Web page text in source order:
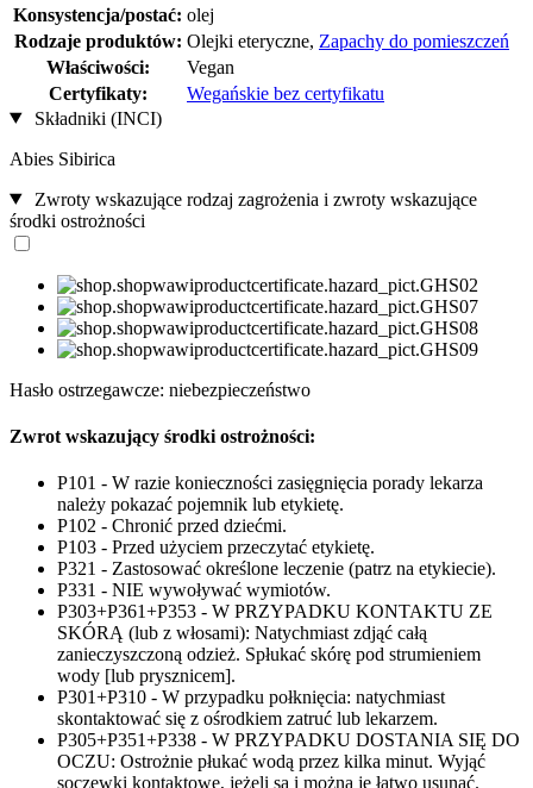
Konsystencja/postać: olej
Rodzaje produktów: Olejki eteryczne, Zapachy do pomieszczeń
Właściwości:
Vegan
Certyfikaty:
Wegańskie bez certyfikatu
Składniki (INCI)
Abies Sibirica
Zwroty wskazujące rodzaj zagrożenia i zwroty wskazujące
środki ostrożności
Hasło ostrzegawcze: niebezpieczeństwo
Zwrot wskazujący środki ostrożności:
P101 - W razie konieczności zasięgnięcia porady lekarza
należy pokazać pojemnik lub etykietę.
P102 - Chronić przed dziećmi.
P103 - Przed użyciem przeczytać etykietę.
P321 - Zastosować określone leczenie (patrz na etykiecie).
P331 - NIE wywoływać wymiotów.
P303+P361+P353 - W PRZYPADKU KONTAKTU ZE
SKÓRĄ (lub z włosami): Natychmiast zdjąć całą
zanieczyszczoną odzież. Spłukać skórę pod strumieniem
wody [lub prysznicem].
P301+P310 - W przypadku połknięcia: natychmiast
skontaktować się z ośrodkiem zatruć lub lekarzem.
P305+P351+P338 - W PRZYPADKU DOSTANIA SIĘ DO
OCZU: Ostrożnie płukać wodą przez kilka minut. Wyjąć
soczewki kontaktowe, jeżeli są i można je łatwo usunąć.